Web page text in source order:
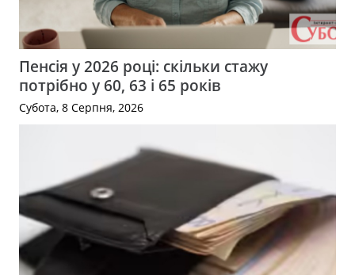
Пенсія у 2026 році: скільки стажу
потрібно у 60, 63 і 65 років
Субота, 8 Серпня, 2026